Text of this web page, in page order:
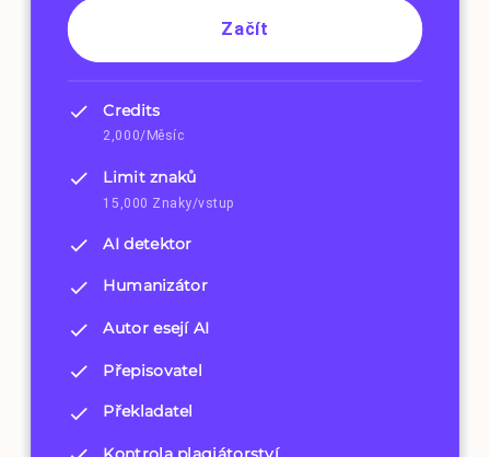
Začít
Credits
2,000/Měsíc
Limit znaků
15,000 Znaky/vstup
AI detektor
Humanizátor
Autor esejí AI
Přepisovatel
Překladatel